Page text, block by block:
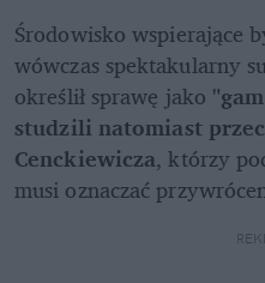
Środowisko wspierające
wówczas spektakularny
określił sprawę jako
studzili natomiast
Cenckiewicza, którzy
musi oznaczać